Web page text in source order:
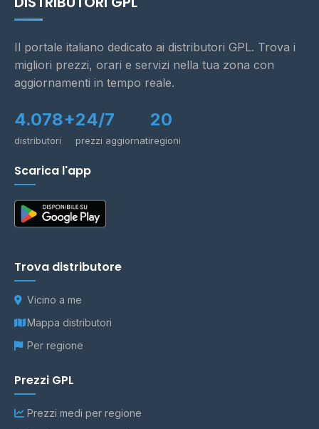
Il portale italiano dedicato ai distributori GPL. Trova i
migliori prezzi, orari e servizi nella tua zona con
aggiornamenti in tempo reale.
4.078+
distributori
24/7
prezzi aggiornati
20
regioni
Scarica l'app
Trova distributore
Vicino a me
Mappa distributori
Per regione
Prezzi GPL
Prezzi medi per regione